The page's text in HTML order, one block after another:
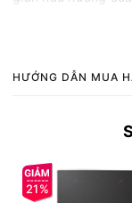
thuận tiện cho
dùng có thể nấu
HƯỚNG DẪN MUA
21%